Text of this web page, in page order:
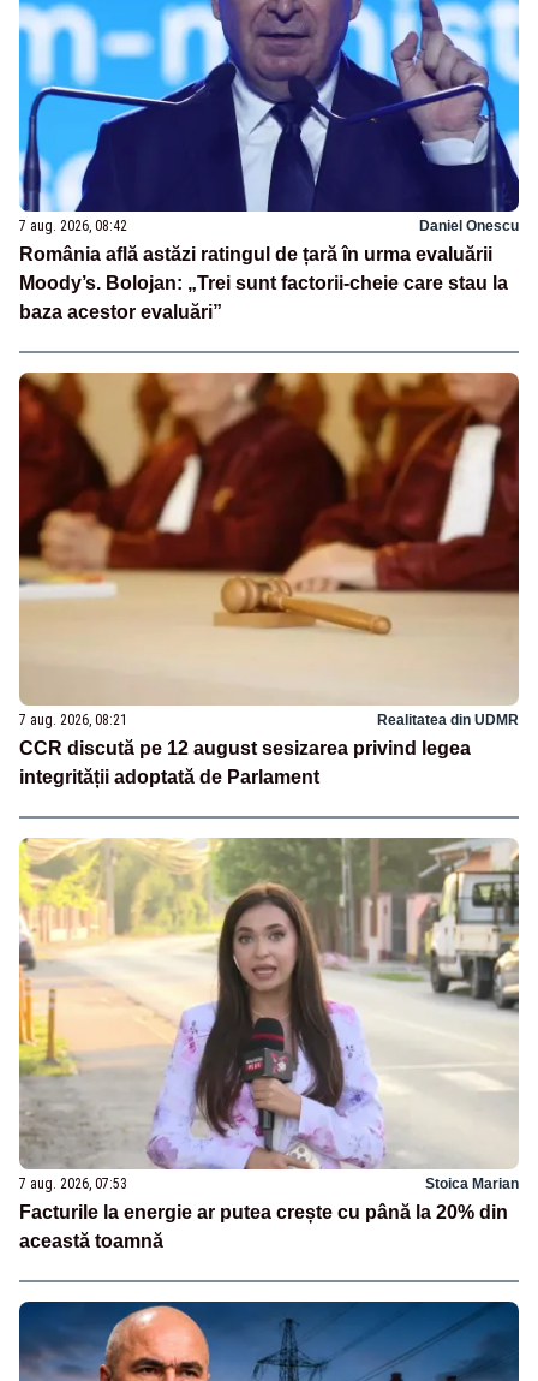
7 aug. 2026, 08:42 Daniel Onescu
România află astăzi ratingul de țară în urma evaluării
Moody’s. Bolojan: „Trei sunt factorii-cheie care stau la
baza acestor evaluări”
7 aug. 2026, 08:21 Realitatea din UDMR
CCR discută pe 12 august sesizarea privind legea
integrității adoptată de Parlament
7 aug. 2026, 07:53 Stoica Marian
Facturile la energie ar putea crește cu până la 20% din
această toamnă